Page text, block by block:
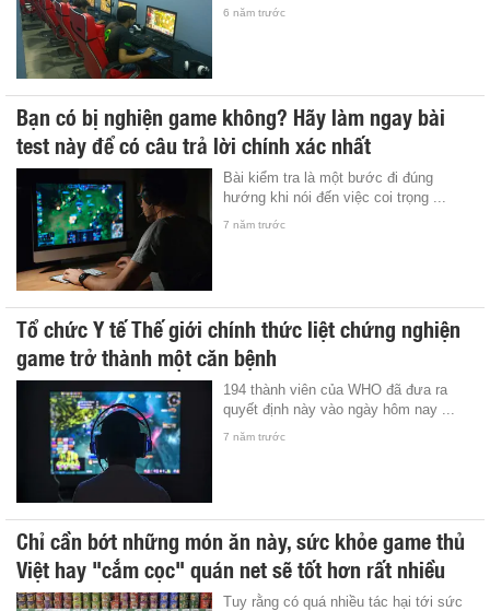
6 năm trước
Bạn có bị nghiện game không? Hãy làm ngay bài
test này để có câu trả lời chính xác nhất
Bài kiểm tra là một bước đi đúng
hướng khi nói đến việc coi trọng ...
7 năm trước
Tổ chức Y tế Thế giới chính thức liệt chứng nghiện
game trở thành một căn bệnh
194 thành viên của WHO đã đưa ra
quyết định này vào ngày hôm nay ...
7 năm trước
Chỉ cần bớt những món ăn này, sức khỏe game thủ
Việt hay "cắm cọc" quán net sẽ tốt hơn rất nhiều
Tuy rằng có quá nhiều tác hại tới sức